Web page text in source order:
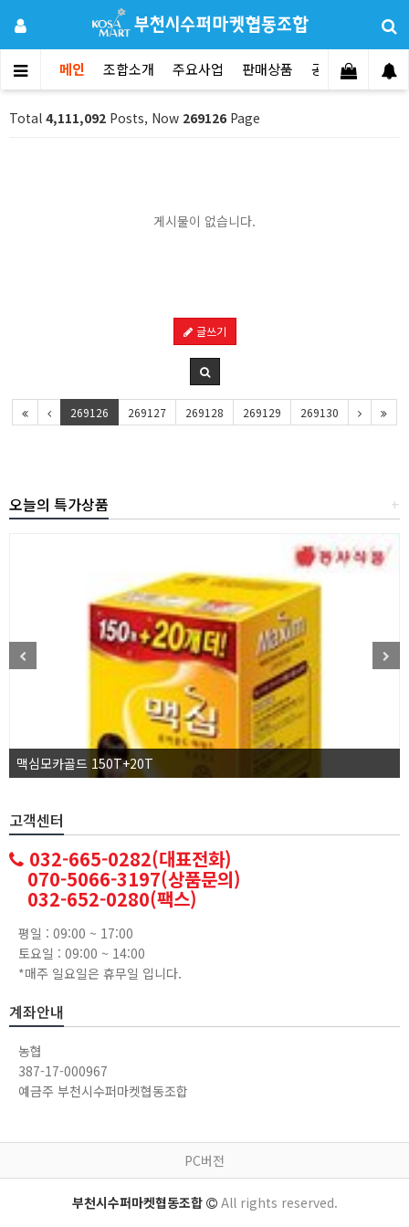
메인 조합소개 주요사업 판매상품 공지사항 문
Total 4,111,092 Posts, Now 269126 Page
게시물이 없습니다.
글쓰기
269126 269127 269128 269129 269130
+
오늘의 특가상품
맥심모카골드 150T+20T
고객센터
032-665-0282(대표전화)
070-5066-3197(상품문의)
032-652-0280(팩스)
평일 : 09:00 ~ 17:00
토요일 : 09:00 ~ 14:00
*매주 일요일은 휴무일 입니다.
계좌안내
농협
387-17-000967
예금주 부천시수퍼마켓협동조합
PC버전
부천시수퍼마켓협동조합 All rights reserved.